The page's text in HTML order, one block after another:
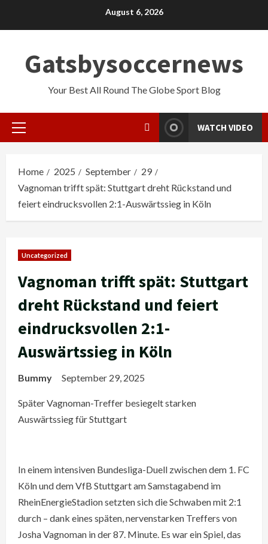
August 6, 2026
Gatsbysoccernews
Your Best All Round The Globe Sport Blog
Primary
WATCH VIDEO
Home 2025 September
29
Vagnoman trifft spät: Stuttgart dreht Rückstand und
feiert eindrucksvollen 2:1-Auswärtssieg in Köln
Uncategorized
Vagnoman trifft spät: Stuttgart
dreht Rückstand und feiert
eindrucksvollen 2:1-
Auswärtssieg in Köln
Bummy September 29, 2025
Später Vagnoman-Treffer besiegelt starken
Auswärtssieg für Stuttgart
In einem intensiven Bundesliga-Duell zwischen dem 1. FC
Köln und dem VfB Stuttgart am Samstagabend im
RheinEnergieStadion setzten sich die Schwaben mit 2:1
durch – dank eines späten, nervenstarken Treffers von
Josha Vagnoman in der 87. Minute. Es war ein Spiel, das